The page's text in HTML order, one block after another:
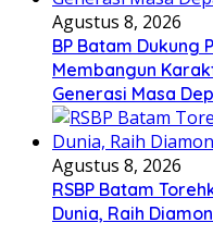
Agustus 8, 2026
BP Batam Dukung
Membangun
Generasi Masa
Agustus 8, 2026
RSBP Batam
Dunia, Raih